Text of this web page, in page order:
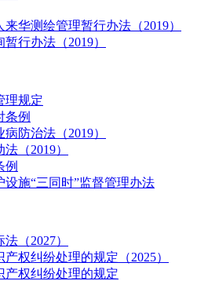
华测绘管理暂行办法（2019）
行办法（2019）
理规定
条例
防治法（2019）
（2019）
例
施“三同时”监督管理办法
（2027）
权纠纷处理的规定（2025）
产权纠纷处理的规定